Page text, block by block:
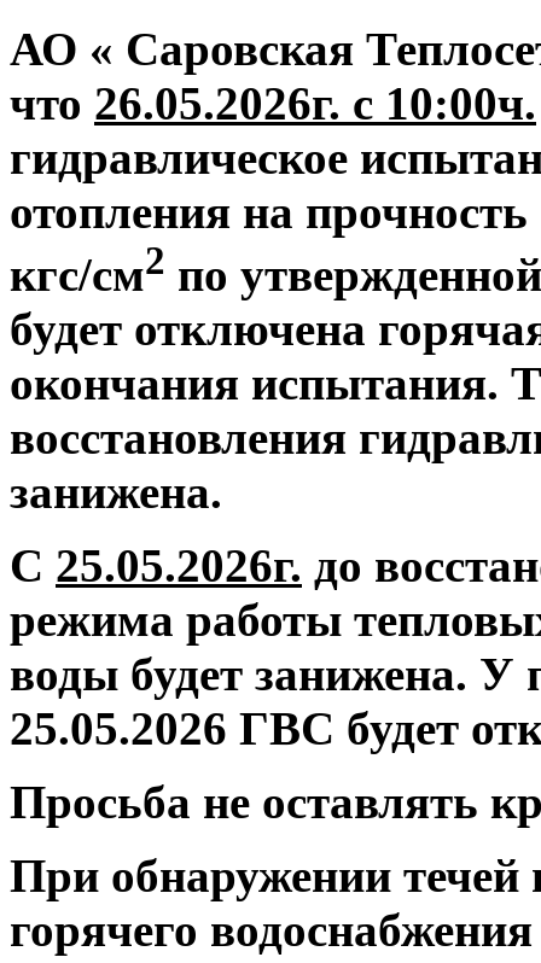
АО « Саровская
что 26.05.2026г. с 10:00ч.
гидравлическое
отопления на
кгс/см2 по
будет отключена
окончания испытания.
восстановления
занижена.
С 25.05.2026г. до
режима работы
воды будет занижена. У
25.05.2026 ГВС будет
Просьба не оставлять
При обнаружении течей
горячего